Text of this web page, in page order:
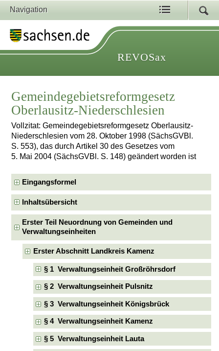
Navigation
REVOSax
Gemeindegebietsreformgesetz
Oberlausitz-Niederschlesien
Vollzitat: Gemeindegebietsreformgesetz Oberlausitz-
Niederschlesien vom 28. Oktober 1998 (SächsGVBl.
S. 553), das durch Artikel 30 des Gesetzes vom
5. Mai 2004 (SächsGVBl. S. 148) geändert worden ist
Eingangsformel
Inhaltsübersicht
Erster Teil Neuordnung von Gemeinden und
Verwaltungseinheiten
Erster Abschnitt Landkreis Kamenz
§ 1 Verwaltungseinheit Großröhrsdorf
§ 2 Verwaltungseinheit Pulsnitz
§ 3 Verwaltungseinheit Königsbrück
§ 4 Verwaltungseinheit Kamenz
§ 5 Verwaltungseinheit Lauta